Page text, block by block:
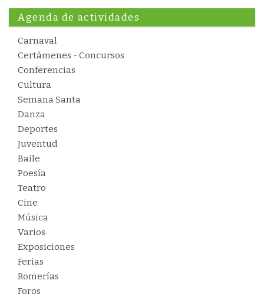
Agenda de actividades
Carnaval
Certámenes - Concursos
Conferencias
Cultura
Semana Santa
Danza
Deportes
Juventud
Baile
Poesía
Teatro
Cine
Música
Varios
Exposiciones
Ferias
Romerías
Foros